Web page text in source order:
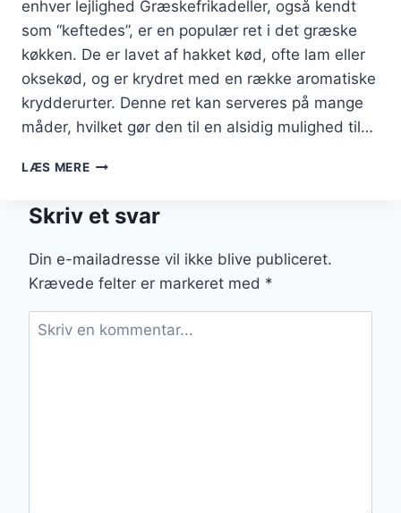
enhver lejlighed Græskefrikadeller, også kendt
som “keftedes”, er en populær ret i det græske
køkken. De er lavet af hakket kød, ofte lam eller
oksekød, og er krydret med en række aromatiske
krydderurter. Denne ret kan serveres på mange
måder, hvilket gør den til en alsidig mulighed til…
LÆS MEREGRÆSKEFRIKADELLER
KØD
KRYDDERURTER
Skriv et svar
Din e-mailadresse vil ikke blive publiceret.
Krævede felter er markeret med *